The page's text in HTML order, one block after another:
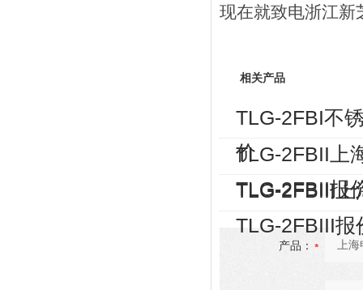
现在就致电浙江新
相关产品
TLG-2FBI不
价
TLG-2FBII上
TLG-2FBII报
TLG-2FBIII上
TLG-2FBIII报
产品：